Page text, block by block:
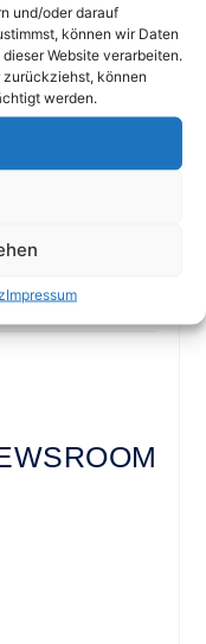
und/oder darauf
können wir Daten
Website verarbeiten.
zurückziehst, können
werden.
Impressum